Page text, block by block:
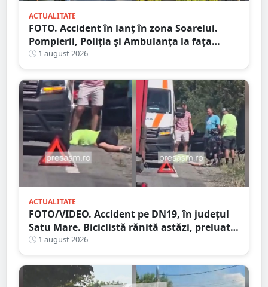
ACTUALITATE
FOTO. Accident în lanț în zona Soarelui.
Pompierii, Poliția și Ambulanța la fața
locului
1 august 2026
ACTUALITATE
FOTO/VIDEO. Accident pe DN19, în județul
Satu Mare. Biciclistă rănită astăzi, preluată
de Ambulanță
1 august 2026